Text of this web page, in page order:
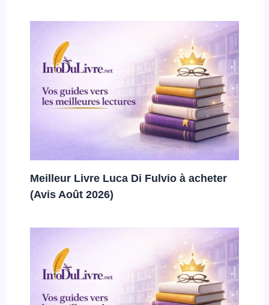
Meilleur Livre Luca Di Fulvio à acheter
(Avis Août 2026)